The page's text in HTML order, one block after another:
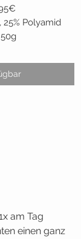
25% Polyamid
kg
am Tag
einen ganz